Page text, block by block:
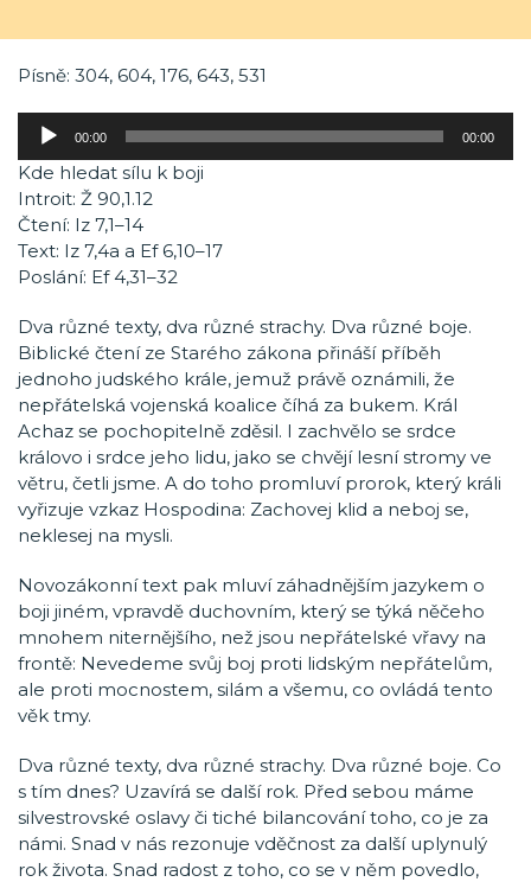
Písně: 304, 604, 176, 643, 531
Audio
00:00 00:00
Kde hledat sílu k boji
Introit: Ž 90,1.12
Čtení: Iz 7,1–14
Text: Iz 7,4a a Ef 6,10–17
Poslání: Ef 4,31–32
Dva různé texty, dva různé strachy. Dva různé boje.
Biblické čtení ze Starého zákona přináší příběh
jednoho judského krále, jemuž právě oznámili, že
nepřátelská vojenská koalice číhá za bukem. Král
Achaz se pochopitelně zděsil. I zachvělo se srdce
královo i srdce jeho lidu, jako se chvějí lesní stromy ve
větru, četli jsme. A do toho promluví prorok, který králi
vyřizuje vzkaz Hospodina: Zachovej klid a neboj se,
neklesej na mysli.
Novozákonní text pak mluví záhadnějším jazykem o
boji jiném, vpravdě duchovním, který se týká něčeho
mnohem niternějšího, než jsou nepřátelské vřavy na
frontě: Nevedeme svůj boj proti lidským nepřátelům,
ale proti mocnostem, silám a všemu, co ovládá tento
věk tmy.
Dva různé texty, dva různé strachy. Dva různé boje. Co
s tím dnes? Uzavírá se další rok. Před sebou máme
silvestrovské oslavy či tiché bilancování toho, co je za
námi. Snad v nás rezonuje vděčnost za další uplynulý
rok života. Snad radost z toho, co se v něm povedlo,